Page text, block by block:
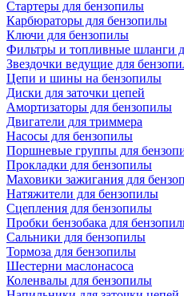
Стартеры для бензопилы
Карбюраторы для бензопилы
Ключи для бензопилы
Фильтры и топливные шланги
Звездочки ведущие для
Цепи и шины на бензопилы
Диски для заточки цепей
Амортизаторы для бензопилы
Двигатели для триммера
Насосы для бензопилы
Поршневые группы для
Прокладки для бензопилы
Маховики зажигания для
Натяжители для бензопилы
Сцепления для бензопилы
Пробки бензобака для
Сальники для бензопилы
Тормоза для бензопилы
Шестерни маслонасоса
Коленвалы для бензопилы